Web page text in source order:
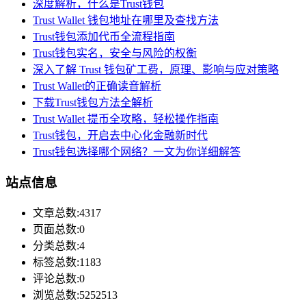
深度解析，什么是Trust钱包
Trust Wallet 钱包地址在哪里及查找方法
Trust钱包添加代币全流程指南
Trust钱包实名，安全与风险的权衡
深入了解 Trust 钱包矿工费，原理、影响与应对策略
Trust Wallet的正确读音解析
下载Trust钱包方法全解析
Trust Wallet 提币全攻略，轻松操作指南
Trust钱包，开启去中心化金融新时代
Trust钱包选择哪个网络？一文为你详细解答
站点信息
文章总数:4317
页面总数:0
分类总数:4
标签总数:1183
评论总数:0
浏览总数:5252513